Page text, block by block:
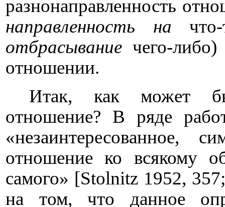
разнонаправленность
направленность
на
отбрасываниечего-
отношении.
Итак, как может
отношение? В ряде
«незаинтересованное,
отношение ко всякому
самого» [Stolnitz 1952,
на том, что данное